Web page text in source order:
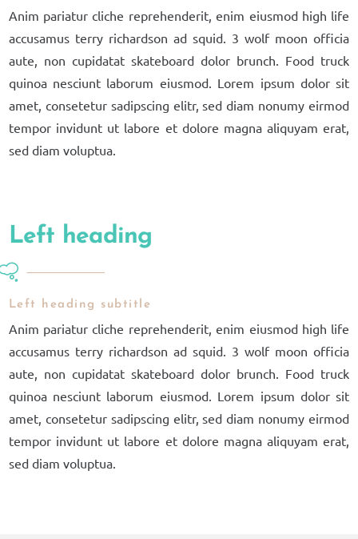
Anim pariatur cliche reprehenderit, enim eiusmod high life
accusamus terry richardson ad squid. 3 wolf moon officia
aute, non cupidatat skateboard dolor brunch. Food truck
quinoa nesciunt laborum eiusmod. Lorem ipsum dolor sit
amet, consetetur sadipscing elitr, sed diam nonumy eirmod
tempor invidunt ut labore et dolore magna aliquyam erat,
sed diam voluptua.
Left heading
Left heading subtitle
Anim pariatur cliche reprehenderit, enim eiusmod high life
accusamus terry richardson ad squid. 3 wolf moon officia
aute, non cupidatat skateboard dolor brunch. Food truck
quinoa nesciunt laborum eiusmod. Lorem ipsum dolor sit
amet, consetetur sadipscing elitr, sed diam nonumy eirmod
tempor invidunt ut labore et dolore magna aliquyam erat,
sed diam voluptua.